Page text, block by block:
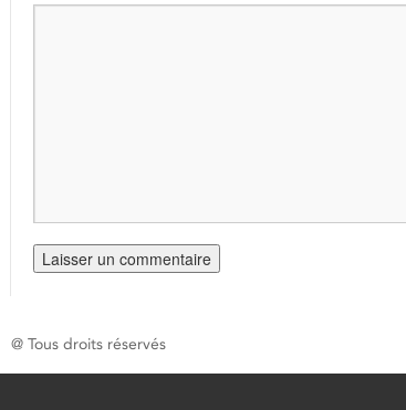
@ Tous droits réservés